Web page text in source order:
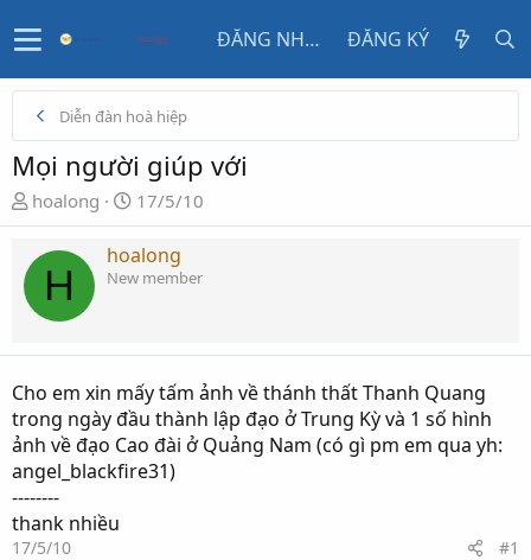
ĐĂNG NHẬP ĐĂNG KÝ
Diễn đàn hoà hiệp
Mọi người giúp với
N
g
ư
h
i
t
ạ
o
hoalong
N
g
à
y
i
17/5/10
H
hoalong
New member
Cho em xin mấy tấm ảnh về thánh thất Thanh Quang
trong ngày đầu thành lập đạo ở Trung Kỳ và 1 số hình
ảnh về đạo Cao đài ở Quảng Nam (có gì pm em qua yh:
angel_blackfire31)
--------
thank nhiều
17/5/10 #1